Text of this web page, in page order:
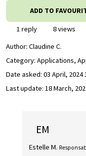
ADD TO
1 reply
8 views
Author: Claudine C.
Category: Applications,
Date asked: 03 April, 2024
Last update: 18 March,
EM
Estelle M.